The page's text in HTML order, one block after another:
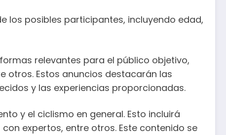
los posibles participantes, incluyendo edad,
relevantes para el público objetivo,
otros. Estos anuncios destacarán las
y las experiencias proporcionadas.
y el ciclismo en general. Esto incluirá
expertos, entre otros. Este contenido se